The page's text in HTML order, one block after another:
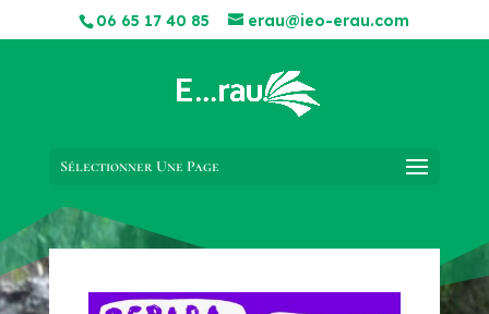
06 65 17 40 85 erau@ieo-erau.com
Sélectionner Une Page